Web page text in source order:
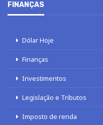
FINANÇAS
Dólar Hoje
Finanças
Investimentos
Legislação e Tributos
Imposto de renda